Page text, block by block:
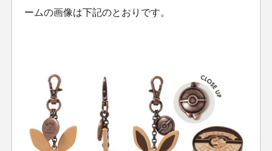
ームの画像は下記のとおりです。